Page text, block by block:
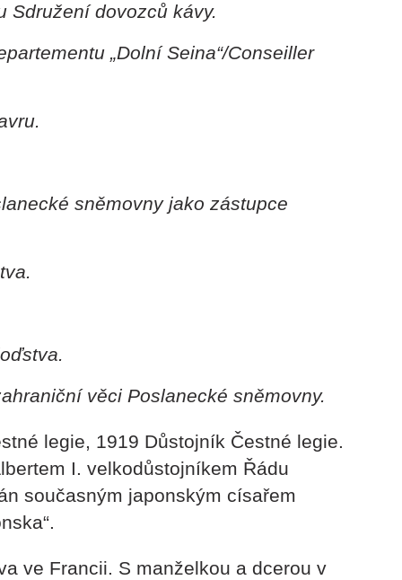
Sdružení dovozců kávy.
„Dolní Seina“/Conseiller
sněmovny jako zástupce
věci Poslanecké sněmovny.
legie, 1919 Důstojník Čestné legie.
I. velkodůstojníkem Řádu
současným japonským císařem
ve Francii. S manželkou a dcerou v